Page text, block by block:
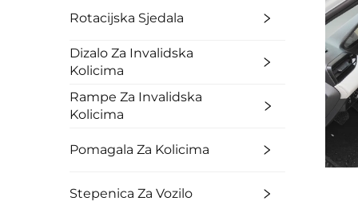
Rotacijska Sjedala
Dizalo Za Invalidska
Kolicima
Rampe Za Invalidska
Kolicima
Pomagala Za Kolicima
Stepenica Za Vozilo